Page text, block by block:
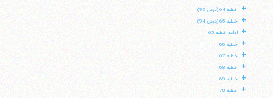
+ خطبه 64 (درس 93)
+ خطبه 65 (درس 94)
+ ادامه خطبه 65
+ خطبه 66
+ خطبه 67
+ خطبه 68
+ خطبه 69
+ خطبه 70